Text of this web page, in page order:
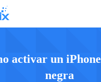
activar un
negra